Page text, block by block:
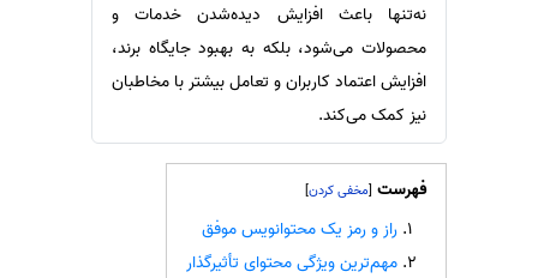
سفارش تولید محتوا
سفارش ترجمه همزمان
سفارش چکیده گرافیکی
سفارش تهیه کاورلتر
سفارش انگیزه‌نامه‌SOP
نه‌تنها باعث افزایش دیده‌شدن خدمات و
محصولات می‌شود، بلکه به بهبود جایگاه برند،
افزایش اعتماد کاربران و تعامل بیشتر با مخاطبان
نیز کمک می‌کند.
فهرست [
]
راز و رمز یک محتوانویس موفق
مهم‌ترین ویژگی محتوای تأثیرگذار